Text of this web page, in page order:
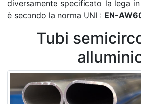
diversamente specificato la lega
è secondo la norma UNI : EN-
Tubi